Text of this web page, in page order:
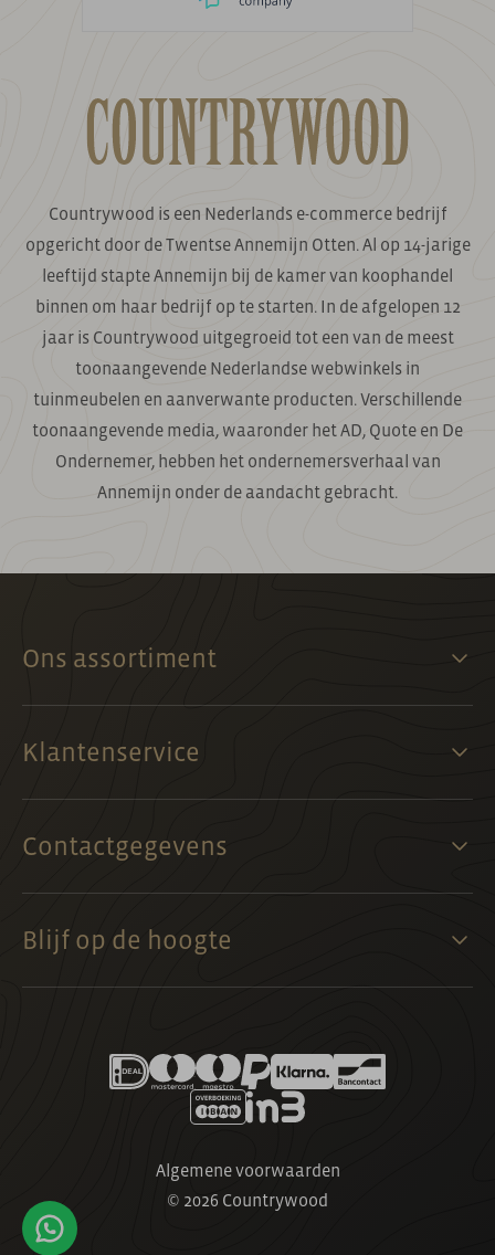
Countrywood is een Nederlands e-commerce bedrijf
opgericht door de Twentse Annemijn Otten. Al op 14-jarige
leeftijd stapte Annemijn bij de kamer van koophandel
binnen om haar bedrijf op te starten. In de afgelopen 12
jaar is Countrywood uitgegroeid tot een van de meest
toonaangevende Nederlandse webwinkels in
tuinmeubelen en aanverwante producten. Verschillende
toonaangevende media, waaronder het AD, Quote en De
Ondernemer, hebben het ondernemersverhaal van
Annemijn onder de aandacht gebracht.
Ons assortiment
Klantenservice
Contactgegevens
Blijf op de hoogte
Algemene voorwaarden
© 2026 Countrywood